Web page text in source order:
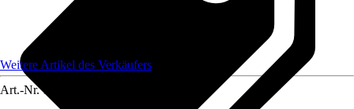
Weitere Artikel des Verkäufers
Art.-Nr. 12584142